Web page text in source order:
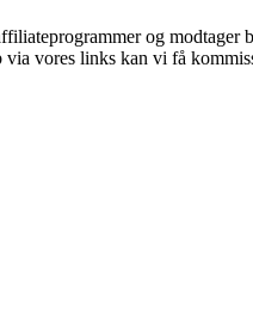
og modtager
vores links kan vi få